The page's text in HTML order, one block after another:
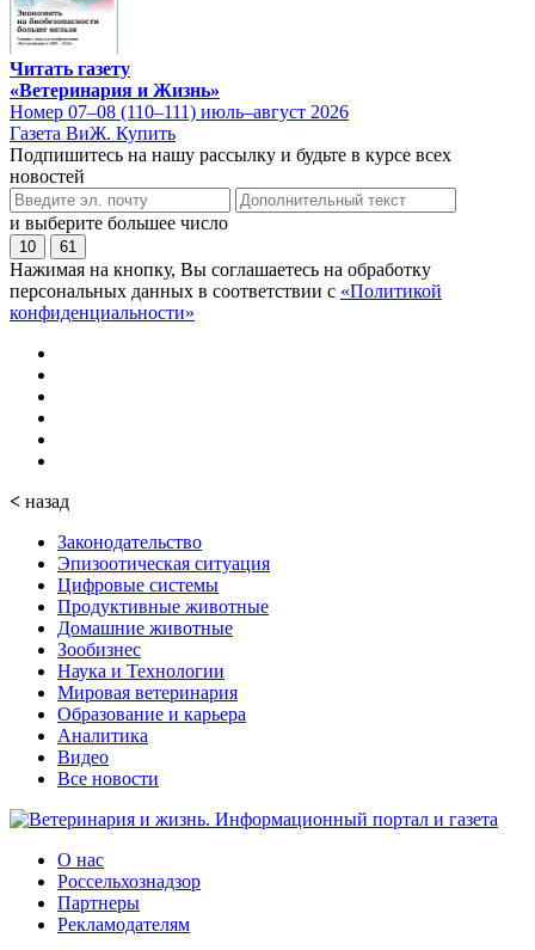
Читать газету
«Ветеринария и Жизнь»
Номер 07–08 (110–111) июль–август 2026
Газета ВиЖ. Купить
Подпишитесь на нашу рассылку и будьте в курсе всех
новостей
и выберите большее число
10 61
Нажимая на кнопку, Вы соглашаетесь на обработку
персональных данных в соответствии с «Политикой
конфиденциальности»
< назад
Законодательство
Эпизоотическая ситуация
Цифровые системы
Продуктивные животные
Домашние животные
Зообизнес
Наука и Технологии
Мировая ветеринария
Образование и карьера
Аналитика
Видео
Все новости
О нас
Россельхознадзор
Партнеры
Рекламодателям